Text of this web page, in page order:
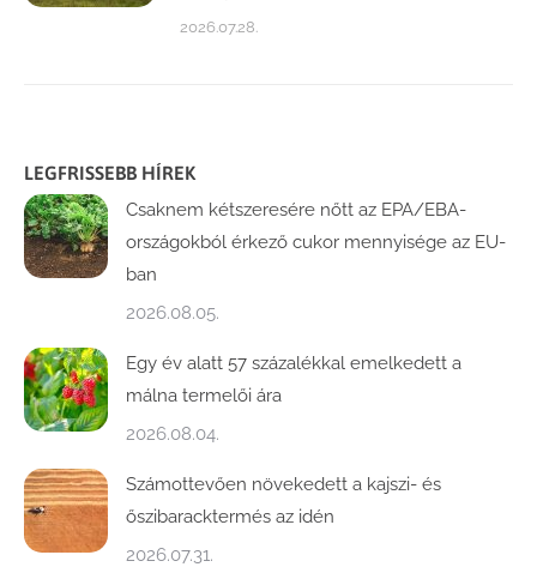
2026.07.28.
LEGFRISSEBB HÍREK
Csaknem kétszeresére nőtt az EPA/EBA-
országokból érkező cukor mennyisége az EU-
ban
2026.08.05.
Egy év alatt 57 százalékkal emelkedett a
málna termelői ára
2026.08.04.
Számottevően növekedett a kajszi- és
őszibaracktermés az idén
2026.07.31.